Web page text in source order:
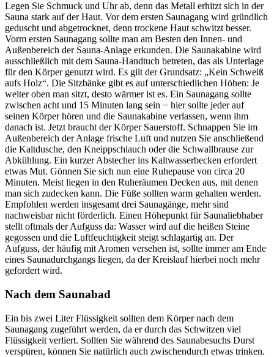
Legen Sie Schmuck und Uhr ab, denn das Metall erhitzt sich in der
Sauna stark auf der Haut. Vor dem ersten Saunagang wird gründlich
geduscht und abgetrocknet, denn trockene Haut schwitzt besser.
Vorm ersten Saunagang sollte man am Besten den Innen- und
Außenbereich der Sauna-Anlage erkunden. Die Saunakabine wird
ausschließlich mit dem Sauna-Handtuch betreten, das als Unterlage
für den Körper genutzt wird. Es gilt der Grundsatz: „Kein Schweiß
aufs Holz“. Die Sitzbänke gibt es auf unterschiedlichen Höhen: Je
weiter oben man sitzt, desto wärmer ist es. Ein Saunagang sollte
zwischen acht und 15 Minuten lang sein − hier sollte jeder auf
seinen Körper hören und die Saunakabine verlassen, wenn ihm
danach ist. Jetzt braucht der Körper Sauerstoff. Schnappen Sie im
Außenbereich der Anlage frische Luft und nutzen Sie anschließend
die Kaltdusche, den Kneippschlauch oder die Schwallbrause zur
Abkühlung. Ein kurzer Abstecher ins Kaltwasserbecken erfordert
etwas Mut. Gönnen Sie sich nun eine Ruhepause von circa 20
Minuten. Meist liegen in den Ruheräumen Decken aus, mit denen
man sich zudecken kann. Die Füße sollten warm gehalten werden.
Empfohlen werden insgesamt drei Saunagänge, mehr sind
nachweisbar nicht förderlich. Einen Höhepunkt für Saunaliebhaber
stellt oftmals der Aufguss da: Wasser wird auf die heißen Steine
gegossen und die Luftfeuchtigkeit steigt schlagartig an. Der
Aufguss, der häufig mit Aromen versehen ist, sollte immer am Ende
eines Saunadurchgangs liegen, da der Kreislauf hierbei noch mehr
gefordert wird.
Nach dem Saunabad
Ein bis zwei Liter Flüssigkeit sollten dem Körper nach dem
Saunagang zugeführt werden, da er durch das Schwitzen viel
Flüssigkeit verliert. Sollten Sie während des Saunabesuchs Durst
verspüren, können Sie natürlich auch zwischendurch etwas trinken.